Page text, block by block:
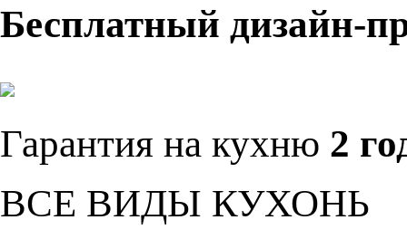
Бесплатный дизайн-
Гарантия на кухню 2
ВСЕ ВИДЫ КУХОНЬ